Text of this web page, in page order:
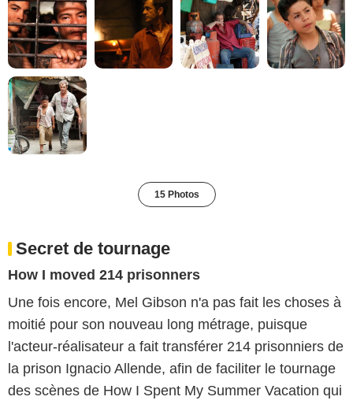
15 Photos
Secret de tournage
How I moved 214 prisonners
Une fois encore, Mel Gibson n'a pas fait les choses à
moitié pour son nouveau long métrage, puisque
l'acteur-réalisateur a fait transférer 214 prisonniers de
la prison Ignacio Allende, afin de faciliter le tournage
des scènes de How I Spent My Summer Vacation qui